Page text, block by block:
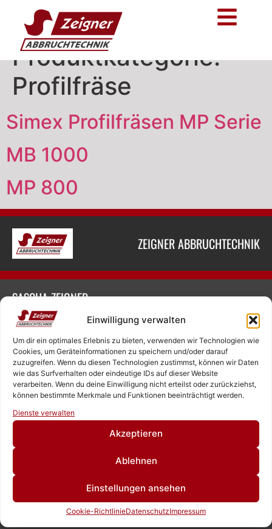
Einwilligung verwalten
Um dir ein optimales Erlebnis zu bieten, verwenden wir Technologien wie
Cookies, um Geräteinformationen zu speichern und/oder darauf
zuzugreifen. Wenn du diesen Technologien zustimmst, können wir Daten
wie das Surfverhalten oder eindeutige IDs auf dieser Website
verarbeiten. Wenn du deine Einwilligung nicht erteilst oder zurückziehst,
können bestimmte Merkmale und Funktionen beeinträchtigt werden.
Dienste verwalten
Akzeptieren
Ablehnen
Einstellungen ansehen
Cookie-RichtlinieDatenschutzImpressum
Produktkategorie:
Profilfräse
Simex Profilfräsen MP Serie
MB 1000
MP 800
ZEIGNER ABBRUCHTECHNIK
SASCHA ZEIGNER
NEUKIRCHNER STRASSE 4
65510 HÜNSTETTEN
+49 6126 9843960‬
OFFICE@ZEIGNER.EU
SOCIAL MEDIA
ÖFFNUNGSZEITEN
MONTAG – FREITAG
Rufen Sie uns an!